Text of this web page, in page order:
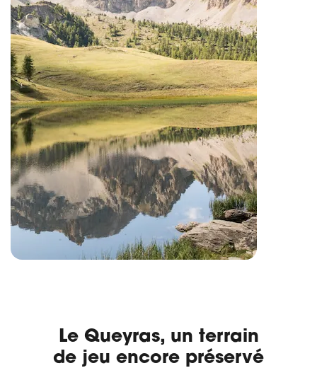
Le Queyras, un terrain
de jeu encore préservé